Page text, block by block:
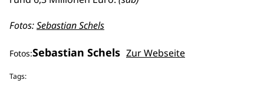
Fotos:Sebastian Schels
Fotos:Sebastian Schels Zur Webseite
Tags: